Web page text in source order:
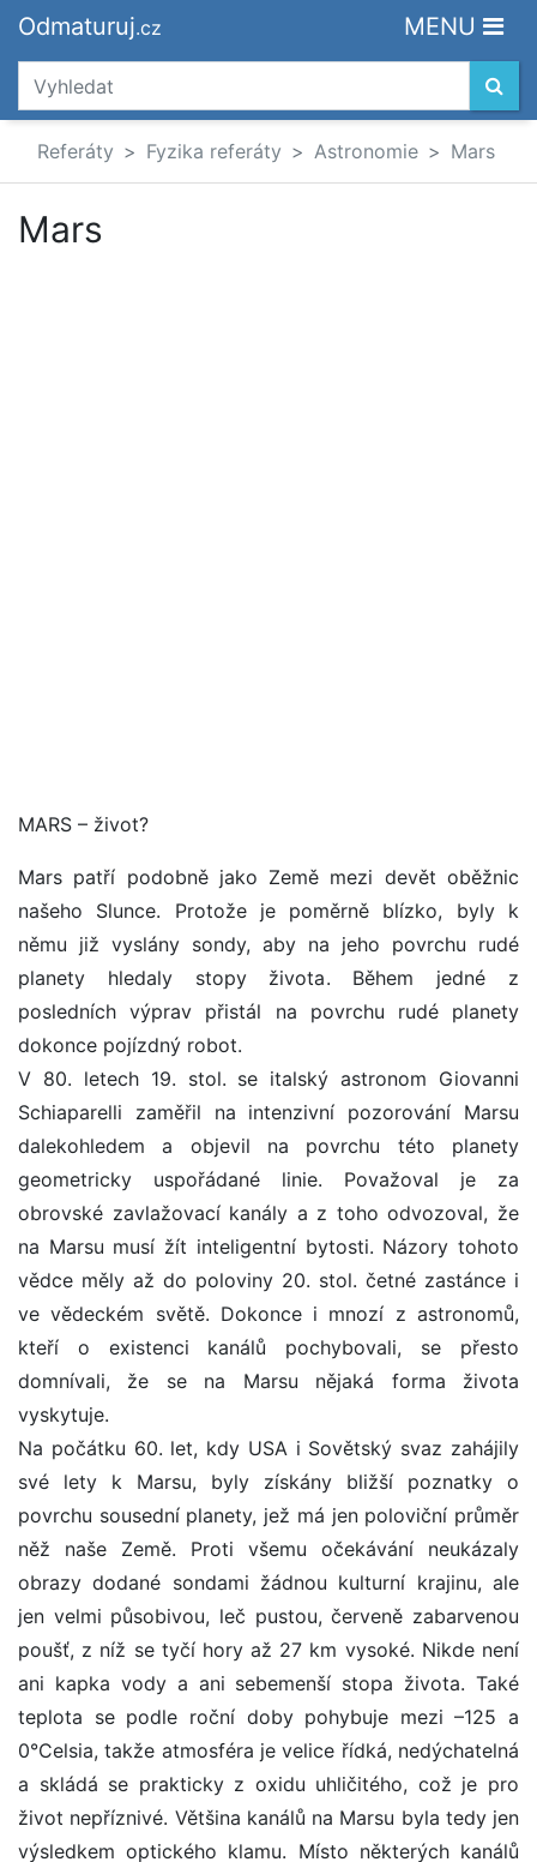
Odmaturuj.cz MENU
Referáty Fyzika referáty Astronomie Mars
Mars
MARS – život?
Mars patří podobně jako Země mezi devět oběžnic
našeho Slunce. Protože je poměrně blízko, byly k
němu již vyslány sondy, aby na jeho povrchu rudé
planety hledaly stopy života. Během jedné z
posledních výprav přistál na povrchu rudé planety
dokonce pojízdný robot.
V 80. letech 19. stol. se italský astronom Giovanni
Schiaparelli zaměřil na intenzivní pozorování Marsu
dalekohledem a objevil na povrchu této planety
geometricky uspořádané linie. Považoval je za
obrovské zavlažovací kanály a z toho odvozoval, že
na Marsu musí žít inteligentní bytosti. Názory tohoto
vědce měly až do poloviny 20. stol. četné zastánce i
ve vědeckém světě. Dokonce i mnozí z astronomů,
kteří o existenci kanálů pochybovali, se přesto
domnívali, že se na Marsu nějaká forma života
vyskytuje.
Na počátku 60. let, kdy USA i Sovětský svaz zahájily
své lety k Marsu, byly získány bližší poznatky o
povrchu sousední planety, jež má jen poloviční průměr
něž naše Země. Proti všemu očekávání neukázaly
obrazy dodané sondami žádnou kulturní krajinu, ale
jen velmi působivou, leč pustou, červeně zabarvenou
poušť, z níž se tyčí hory až 27 km vysoké. Nikde není
ani kapka vody a ani sebemenší stopa života. Také
teplota se podle roční doby pohybuje mezi –125 a
0°Celsia, takže atmosféra je velice řídká, nedýchatelná
a skládá se prakticky z oxidu uhličitého, což je pro
život nepříznivé. Většina kanálů na Marsu byla tedy jen
výsledkem optického klamu. Místo některých kanálů